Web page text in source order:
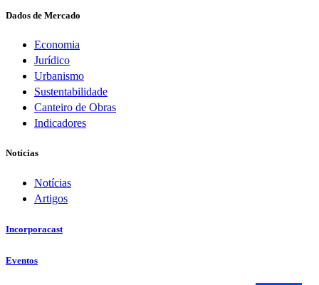
Dados de Mercado
Economia
Jurídico
Urbanismo
Sustentabilidade
Canteiro de Obras
Indicadores
Notícias
Notícias
Artigos
Incorporacast
Eventos